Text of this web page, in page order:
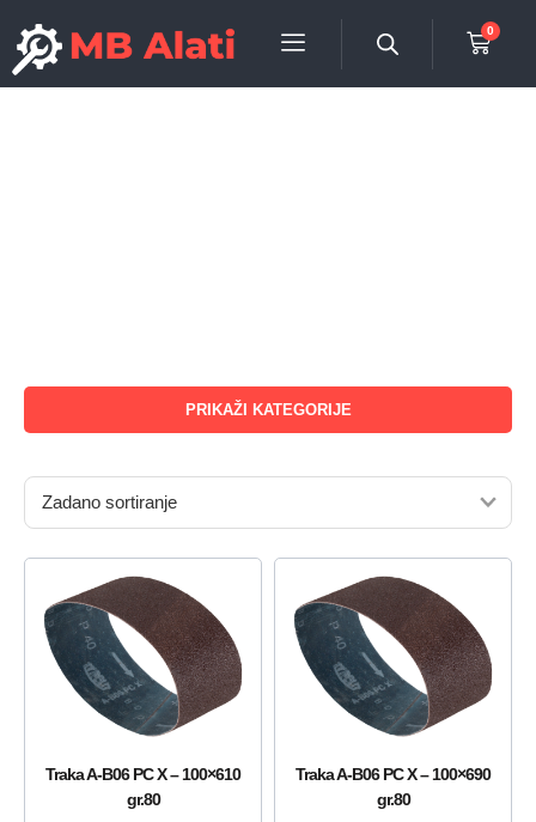
0
PRIKAŽI KATEGORIJE
Traka A-B06 PC X – 100×610
gr.80
Traka A-B06 PC X – 100×690
gr.80